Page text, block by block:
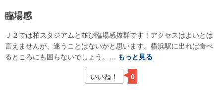
臨場感
Ｊ２では柏スタジアムと並び臨場感抜群です！アクセスはよいとは
言えませんが、迷うことはないかと思います。横浜駅に出れば食べ
るところにも困らないでしょう。… もっと見る
いいね！
0